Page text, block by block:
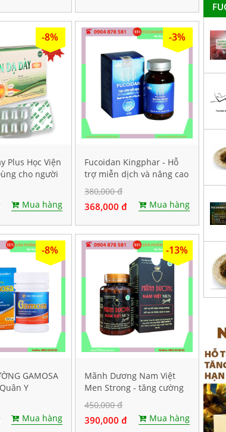
-8%
Plus Học Viện
cho người
Hộp 30
Mua hàng
-3%
Fucoidan Kingphar - Hỗ
trợ miễn dịch và nâng cao
sức đề kháng, Hộp 40 viên
380,000 đ
368,000 đ Mua hàng
-8%
GAMOSA
Y
Mua hàng
-13%
Mãnh Dương Nam Việt
Men Strong - tăng cường
sinh lý nam
450,000 đ
390,000 đ Mua hàng